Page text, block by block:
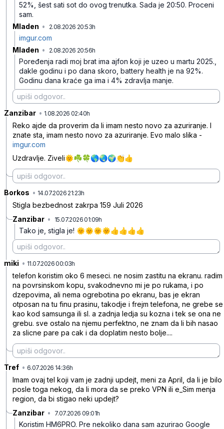
52%, šest sati sot do ovog trenutka. Sada je 20:50. Proceni
sam.
Mladen • 2.08.2026 20:53h
imgur.com
Mladen • 2.08.2026 20:56h
Poređenja radi moj brat ima ajfon koji je uzeo u martu 2025.,
dakle godinu i po dana skoro, battery health je na 92%.
Godinu dana kraće ga ima i 4% zdravlja manje.
Zanzibar • 1.08.2026 02:40h
Reko ajde da proverim da li imam nesto novo za azuriranje. I
znate sta, imam nesto novo za azuriranje. Evo malo slika -
imgur.com
Uzdravlje. Ziveli🌞☘️🍀🌎🌏🌍👏👍
Borkos • 14.07.2026 21:23h
Stigla bezbednost zakrpa 159 Juli 2026
Zanzibar • 15.07.2026 01:09h
Tako je, stigla je! 🌞🌞🌞🌞👍👍👍👍
miki • 11.07.2026 00:03h
telefon koristim oko 6 meseci. ne nosim zastitu na ekranu. radim
na povrsinskom kopu, svakodnevno mi je po rukama, i po
dzepovima, ali nema ogrebotina po ekranu, bas je ekran
otposan na tu finu prasinu, takodje i frejm telefona, ne grebe se
kao kod samsunga ili sl. a zadnja ledja su kozna i tek se ona ne
grebu. sve ostalo na njemu perfektno, ne znam da li bih nasao
za slicne pare pa cak i da doplatim nesto bolje....
Tref • 6.07.2026 14:36h
Imam ovaj tel koji vam je zadnji updejt, meni za April, da li je bilo
posle toga nekog, da li mora da se preko VPN ili e_Sim menja
region, da bi stigao neki updejt?
Zanzibar • 7.07.2026 09:01h
Koristim HM6PRO. Pre nekoliko dana sam azurirao Google